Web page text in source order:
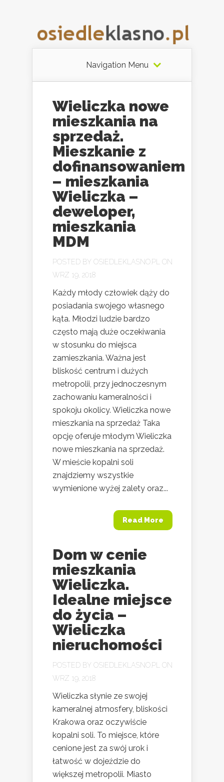
Navigation Menu
Wieliczka nowe
mieszkania na
sprzedaż.
Mieszkanie z
dofinansowaniem
– mieszkania
Wieliczka –
deweloper,
mieszkania
MDM
POSTED BY OSIEDLEKLASNO.PL ON
WRZ 19, 2018
Każdy młody człowiek dąży do
posiadania swojego własnego
kąta. Młodzi ludzie bardzo
często mają duże oczekiwania
w stosunku do miejsca
zamieszkania. Ważna jest
bliskość centrum i dużych
metropolii, przy jednoczesnym
zachowaniu kameralności i
spokoju okolicy. Wieliczka nowe
mieszkania na sprzedaż Taka
opcję oferuje młodym Wieliczka
nowe mieszkania na sprzedaż.
W mieście kopalni soli
znajdziemy wszystkie
wymienione wyżej zalety oraz...
Read More
Dom w cenie
mieszkania
Wieliczka.
Idealne miejsce
do życia –
Wieliczka
nieruchomości
POSTED BY OSIEDLEKLASNO.PL ON
WRZ 19, 2018
Wieliczka słynie ze swojej
kameralnej atmosfery, bliskości
Krakowa oraz oczywiście
kopalni soli. To miejsce, które
cenione jest za swój urok i
łatwość w dojeździe do
większej metropolii. Miasto